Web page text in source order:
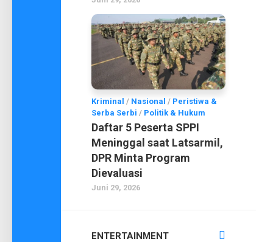
Kriminal / Nasional / Peristiwa &
Serba Serbi / Politik & Hukum
Daftar 5 Peserta SPPI
Meninggal saat Latsarmil,
DPR Minta Program
Dievaluasi
Juni 29, 2026
ENTERTAINMENT